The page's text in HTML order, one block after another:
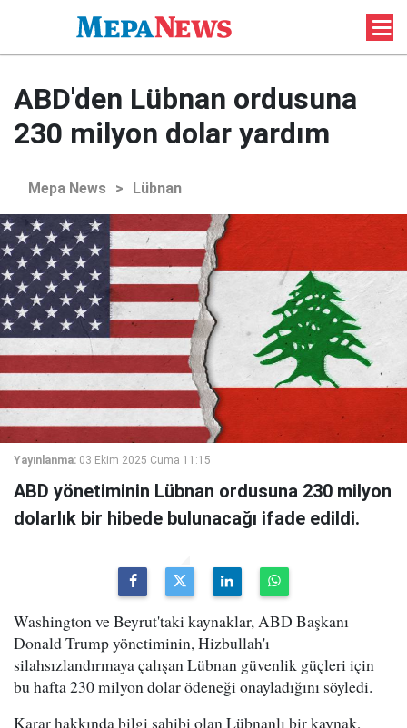
ABD'den Lübnan ordusuna
230 milyon dolar yardım
Mepa News > Lübnan
Yayınlanma: 03 Ekim 2025 Cuma 11:15
ABD yönetiminin Lübnan ordusuna 230 milyon
dolarlık bir hibede bulunacağı ifade edildi.
Washington ve Beyrut'taki kaynaklar, ABD Başkanı
Donald Trump yönetiminin, Hizbullah'ı
silahsızlandırmaya çalışan Lübnan güvenlik güçleri için
bu hafta 230 milyon dolar ödeneği onayladığını söyledi.
Karar hakkında bilgi sahibi olan Lübnanlı bir kaynak,